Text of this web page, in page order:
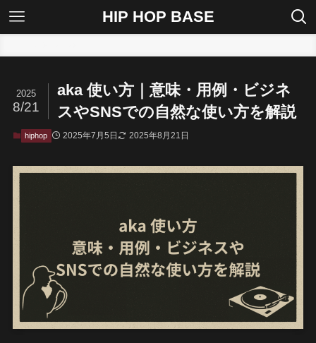
HIP HOP BASE
aka 使い方｜意味・用例・ビジネ
スやSNSでの自然な使い方を解説
2025
8/21
hiphop 2025年7月5日 2025年8月21日